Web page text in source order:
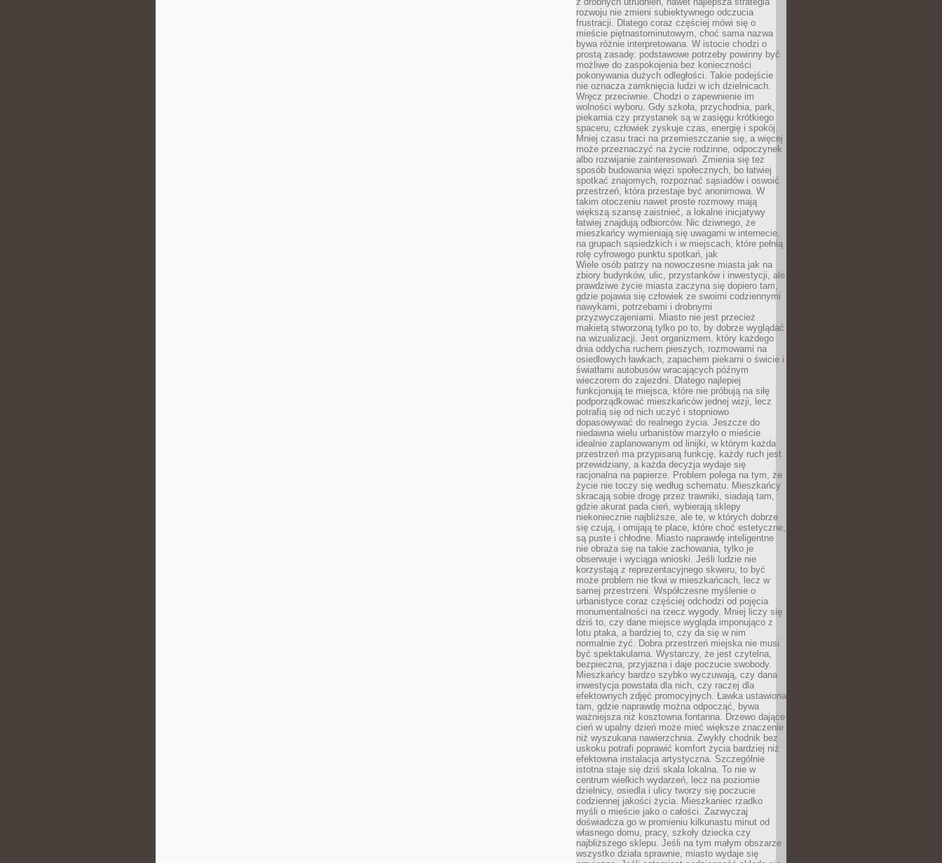
rozwoju nie zmieni subiektywnego odczucia
frustracji. Dlatego coraz częściej mówi się o
mieście piętnastominutowym, choć sama nazwa
bywa różnie interpretowana. W istocie chodzi o
prostą zasadę: podstawowe potrzeby powinny być
możliwe do zaspokojenia bez konieczności
pokonywania dużych odległości. Takie podejście
nie oznacza zamknięcia ludzi w ich dzielnicach.
Wręcz przeciwnie. Chodzi o zapewnienie im
wolności wyboru. Gdy szkoła, przychodnia, park,
piekarnia czy przystanek są w zasięgu krótkiego
spaceru, człowiek zyskuje czas, energię i spokój.
Mniej czasu traci na przemieszczanie się, a więcej
może przeznaczyć na życie rodzinne, odpoczynek
albo rozwijanie zainteresowań. Zmienia się też
sposób budowania więzi społecznych, bo łatwiej
spotkać znajomych, rozpoznać sąsiadów i oswoić
przestrzeń, która przestaje być anonimowa. W
takim otoczeniu nawet proste rozmowy mają
większą szansę zaistnieć, a lokalne inicjatywy
łatwiej znajdują odbiorców. Nic dziwnego, że
mieszkańcy wymieniają się uwagami w internecie,
na grupach sąsiedzkich i w miejscach, które pełnią
rolę cyfrowego punktu spotkań, jak
Wiele osób patrzy na nowoczesne miasta jak na
zbiory budynków, ulic, przystanków i inwestycji, ale
prawdziwe życie miasta zaczyna się dopiero tam,
gdzie pojawia się człowiek ze swoimi codziennymi
nawykami, potrzebami i drobnymi
przyzwyczajeniami. Miasto nie jest przecież
makietą stworzoną tylko po to, by dobrze wyglądać
na wizualizacji. Jest organizmem, który każdego
dnia oddycha ruchem pieszych, rozmowami na
osiedlowych ławkach, zapachem piekarni o świcie i
światłami autobusów wracających późnym
wieczorem do zajezdni. Dlatego najlepiej
funkcjonują te miejsca, które nie próbują na siłę
podporządkować mieszkańców jednej wizji, lecz
potrafią się od nich uczyć i stopniowo
dopasowywać do realnego życia. Jeszcze do
niedawna wielu urbanistów marzyło o mieście
idealnie zaplanowanym od linijki, w którym każda
przestrzeń ma przypisaną funkcję, każdy ruch jest
przewidziany, a każda decyzja wydaje się
racjonalna na papierze. Problem polega na tym, że
życie nie toczy się według schematu. Mieszkańcy
skracają sobie drogę przez trawniki, siadają tam,
gdzie akurat pada cień, wybierają sklepy
niekoniecznie najbliższe, ale te, w których dobrze
się czują, i omijają te place, które choć estetyczne,
są puste i chłodne. Miasto naprawdę inteligentne
nie obraża się na takie zachowania, tylko je
obserwuje i wyciąga wnioski. Jeśli ludzie nie
korzystają z reprezentacyjnego skweru, to być
może problem nie tkwi w mieszkańcach, lecz w
samej przestrzeni. Współczesne myślenie o
urbanistyce coraz częściej odchodzi od pojęcia
monumentalności na rzecz wygody. Mniej liczy się
dziś to, czy dane miejsce wygląda imponująco z
lotu ptaka, a bardziej to, czy da się w nim
normalnie żyć. Dobra przestrzeń miejska nie musi
być spektakularna. Wystarczy, że jest czytelna,
bezpieczna, przyjazna i daje poczucie swobody.
Mieszkańcy bardzo szybko wyczuwają, czy dana
inwestycja powstała dla nich, czy raczej dla
efektownych zdjęć promocyjnych. Ławka ustawiona
tam, gdzie naprawdę można odpocząć, bywa
ważniejsza niż kosztowna fontanna. Drzewo dające
cień w upalny dzień może mieć większe znaczenie
niż wyszukana nawierzchnia. Zwykły chodnik bez
uskoku potrafi poprawić komfort życia bardziej niż
efektowna instalacja artystyczna. Szczególnie
istotna staje się dziś skala lokalna. To nie w
centrum wielkich wydarzeń, lecz na poziomie
dzielnicy, osiedla i ulicy tworzy się poczucie
codziennej jakości życia. Mieszkaniec rzadko
myśli o mieście jako o całości. Zazwyczaj
doświadcza go w promieniu kilkunastu minut od
własnego domu, pracy, szkoły dziecka czy
najbliższego sklepu. Jeśli na tym małym obszarze
wszystko działa sprawnie, miasto wydaje się